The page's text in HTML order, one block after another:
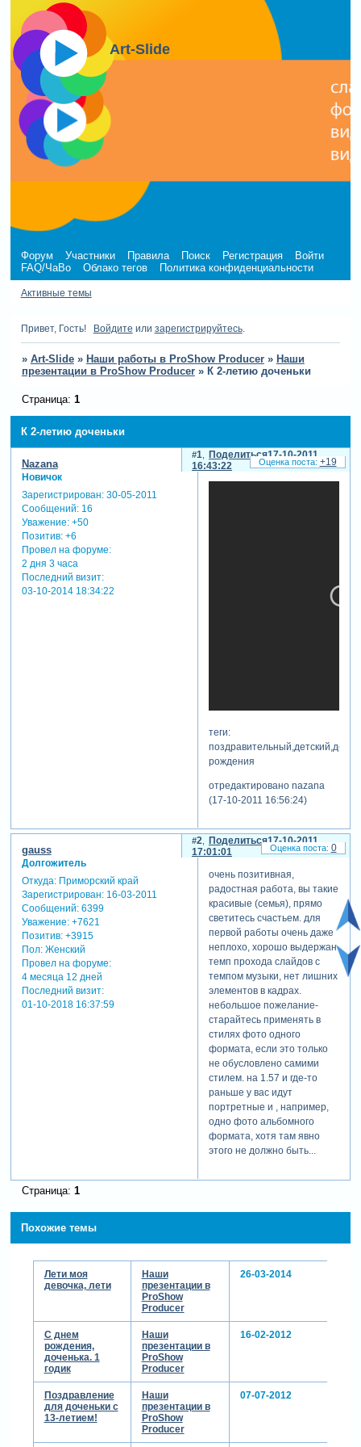
Art-Slide
Форум Участники Правила Поиск Регистрация
Войти
FAQ/ЧаВо
Облако тегов Политика конфиденциальности
Активные темы
Привет, Гость! Войдите или зарегистрируйтесь.
» Art-Slide » Наши работы в ProShow Producer » Наши
презентации в ProShow Producer » К 2-летию доченьки
К 2-летию доченьки
Страница: 1
Поделиться
1
17-10-2011
16:43:22
Nazana
Новичок
Зарегистрирован: 30-05-2011
Сообщений:16
Уважение: +50
Позитив: +6
Провел на форуме:
2 дня 3 часа
Последний визит:
03-10-2014 18:34:22
теги:
поздравительный,детский,день
рождения
отредактировано nazana
(17-10-2011 16:56:24)
+19
Поделиться
2
17-10-2011
17:01:01
gauss
Долгожитель
Откуда:Приморский край
Зарегистрирован: 16-03-2011
Сообщений:6399
Уважение: +7621
Позитив: +3915
Пол:Женский
Провел на форуме:
4 месяца 12 дней
Последний визит:
01-10-2018 16:37:59
очень позитивная,
радостная работа, вы такие
красивые (семья), прямо
светитесь счастьем. для
первой работы очень даже
неплохо, хорошо выдержан
темп прохода слайдов с
темпом музыки, нет лишних
элементов в кадрах.
небольшое пожелание-
старайтесь применять в
стилях фото одного
формата, если это только
не обусловлено самими
стилем. на 1.57 и где-то
раньше у вас идут
портретные и , например,
одно фото альбомного
формата, хотя там явно
этого не должно быть...
0
Страница: 1
Похожие темы
Лети моя
девочка, лети
Наши
презентации в
ProShow
Producer
26-03-2014
С днем
рождения,
доченька. 1
годик
Наши
презентации в
ProShow
Producer
16-02-2012
Поздравление
для доченьки с
13-летием!
Наши
презентации в
ProShow
Producer
07-07-2012